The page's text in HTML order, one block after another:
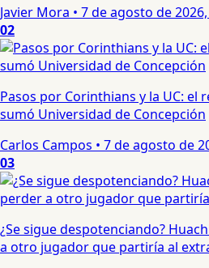
Javier Mora • 7 de agosto de
02
Pasos por Corinthians y la UC: el
sumó Universidad de Concepción
Carlos Campos • 7 de agosto de
03
¿Se sigue despotenciando?
a otro jugador que partiría al